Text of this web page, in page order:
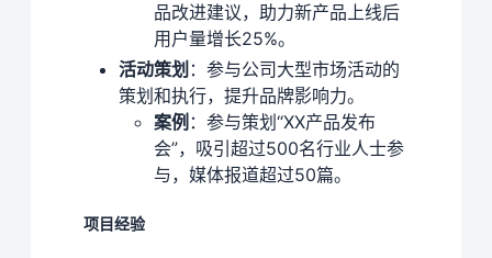
品改进建议，助力新产品上线后
用户量增长25%。
活动策划 ：参与公司大型市场活动的
策划和执行，提升品牌影响力。
案例 ：参与策划“XX产品发布
会”，吸引超过500名行业人士参
与，媒体报道超过50篇。
项目经验